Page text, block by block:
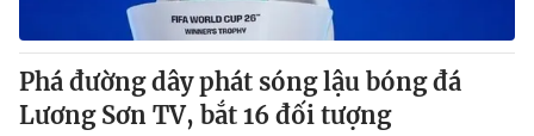
Câu chuyện quốc tế
Thị trường
Góc doanh nghiệp
Dữ liệu và đời sống
Truyền hình
Phá đường dây phát sóng lậu bóng đá
Lương Sơn TV, bắt 16 đối tượng